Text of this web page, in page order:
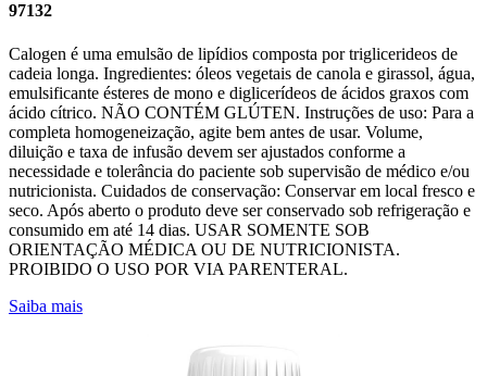
97132
Calogen é uma emulsão de lipídios composta por triglicerideos de
cadeia longa. Ingredientes: óleos vegetais de canola e girassol, água,
emulsificante ésteres de mono e diglicerídeos de ácidos graxos com
ácido cítrico. NÃO CONTÉM GLÚTEN. Instruções de uso: Para a
completa homogeneização, agite bem antes de usar. Volume,
diluição e taxa de infusão devem ser ajustados conforme a
necessidade e tolerância do paciente sob supervisão de médico e/ou
nutricionista. Cuidados de conservação: Conservar em local fresco e
seco. Após aberto o produto deve ser conservado sob refrigeração e
consumido em até 14 dias. USAR SOMENTE SOB
ORIENTAÇÃO MÉDICA OU DE NUTRICIONISTA.
PROIBIDO O USO POR VIA PARENTERAL.
Saiba mais